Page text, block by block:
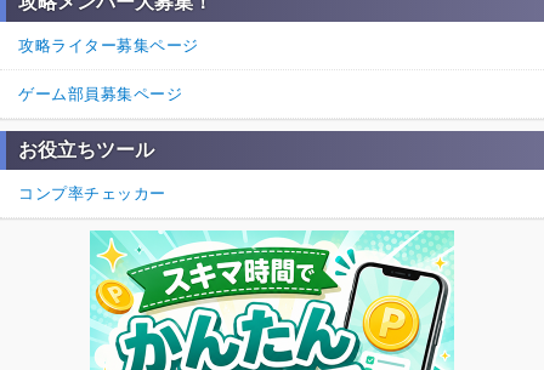
攻略ライター募集ページ
ゲーム部員募集ページ
お役立ちツール
コンプ率チェッカー